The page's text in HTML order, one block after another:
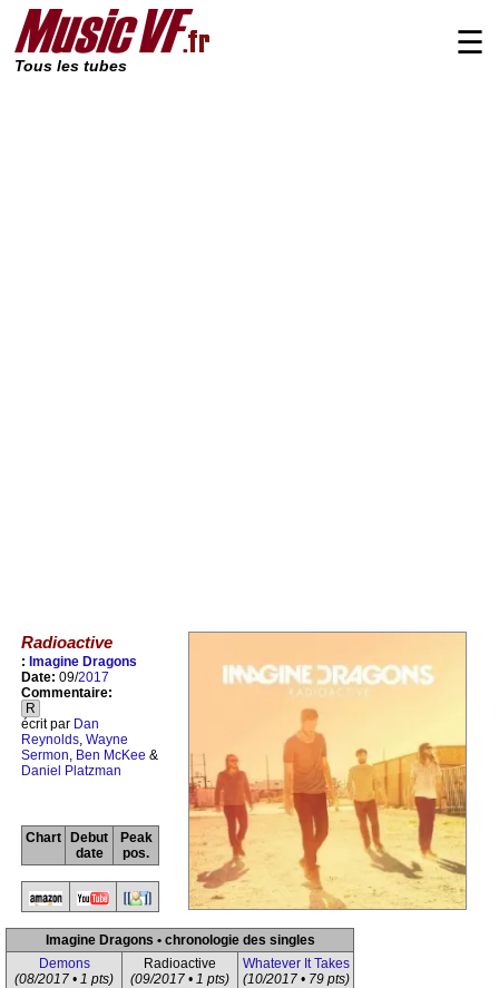
Tous les tubes
☰
Radioactive
: Imagine Dragons
Date: 09/2017
Commentaire:
R
écrit par Dan
Reynolds, Wayne
Sermon, Ben McKee &
Daniel Platzman
Chart
Debut
date
Peak
pos.
Imagine Dragons • chronologie des singles
Demons
(08/2017 • 1 pts)
Radioactive
(09/2017 • 1 pts)
Whatever It Takes
(10/2017 • 79 pts)